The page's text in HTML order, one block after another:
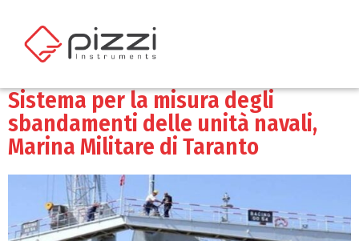
Sistema per la misura degli
sbandamenti delle unità navali,
Marina Militare di Taranto